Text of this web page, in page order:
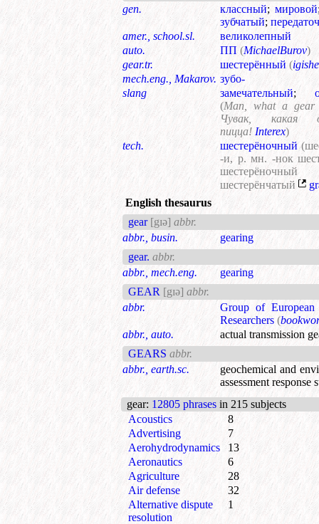
gen.
классный; мировой
зубчатый;
amer., school.sl.
великолепный
auto.
ПП (MichaelBurov)
gear.tr.
шестерённый (
mech.eng., Makarov. зубо-
slang
замечательный;
(Man, what a
Чувак, какая
пицца! Interex)
tech.
шестерёночный
-и, р. мн. -нок
шестерёночный
шестерёнчатый
English thesaurus
gear [gɪə] abbr.
abbr., busin.
gearing
gear. abbr.
abbr., mech.eng.
gearing
GEAR [gɪə] abbr.
abbr.
Group of European
Researchers (
abbr., auto.
actual transmission
GEARS abbr.
abbr., earth.sc.
geochemical and
assessment response
gear: 12805 phrases in 215 subjects
Acoustics
8
Advertising
7
Aerohydrodynamics
13
Aeronautics
6
Agriculture
28
Air defense
32
Alternative dispute
resolution
1